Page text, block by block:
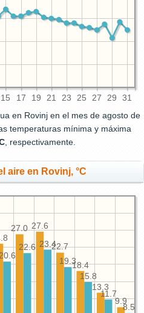
15 17 19 21 23 25 27 29 31
en Rovinj en el mes de agosto de
temperaturas mínima y máxima
, respectivamente.
aire en Rovinj, °C
9.9
13.3
18.4
22.7
27.6
27.0
8.5
11.7
15.8
19.3
23.4
22.6